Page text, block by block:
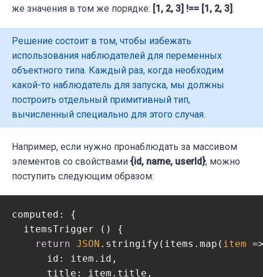
же значения в том же порядке: [1, 2, 3] !== [1, 2, 3] .
Решение состоит в том, чтобы избежать
использования наблюдателей для переменных
объектного типа. Каждый раз, когда необходим
какой-то наблюдатель для запуска, мы должны
построить отдельный примитивный тип,
вычисленный специально для этого случая.
Например, если нужно пронаблюдать за массивом
элементов со свойствами {id, name, userId}, можно
поступить следующим образом:
computed: {
  itemsTrigger () {
return JSON .stringify(items.map( item
id : item.id,
title : item.title,